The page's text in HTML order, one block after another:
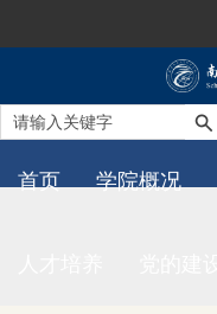
首页 学院概况